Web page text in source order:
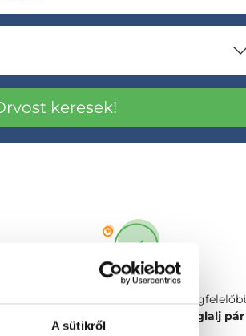
A sütikről
Válaszd ki a számodra
foglalj pár